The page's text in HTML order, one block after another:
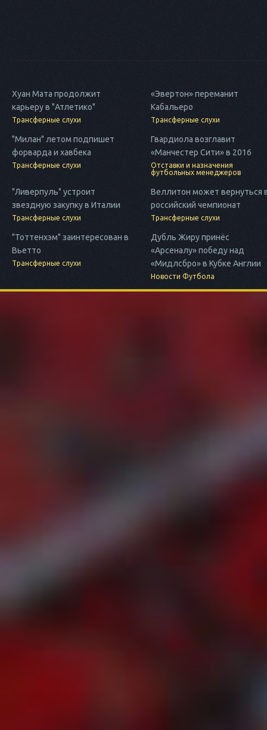
Хуан Мата продолжит
карьеру в "Атлетико"
Трансферные слухи
«Эвертон» переманит
Кабальеро
Трансферные слухи
"Милан" летом подпишет
форварда и хавбека
Трансферные слухи
Гвардиола возглавит
«Манчестер Сити» в 2016
Отставки и назначения
футбольных менеджеров
"Ливерпуль" устроит
звездную закупку в Италии
Трансферные слухи
Веллитон может вернуться
российский чемпионат
Трансферные слухи
"Тоттенхэм" заинтересован в
Вьетто
Трансферные слухи
Дубль Жиру принёс
«Арсеналу» победу над
«Мидлсбро» в Кубке Англии
Новости Футбола